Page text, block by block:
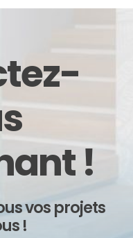
!
vos projets
!